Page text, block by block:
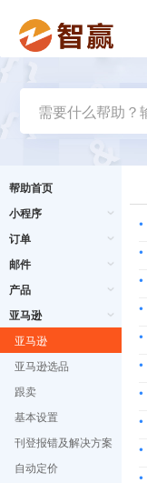
帮助首页
小程序
订单
邮件
产品
亚马逊
亚马逊
亚马逊选品
跟卖
基本设置
刊登报错及解决方案
自动定价
•
•
•
•
•
•
•
•
•
•